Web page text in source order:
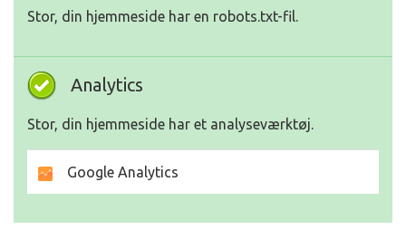
Stor, din hjemmeside har en robots.txt-fil.
Analytics
Stor, din hjemmeside har et analyseværktøj.
Google Analytics